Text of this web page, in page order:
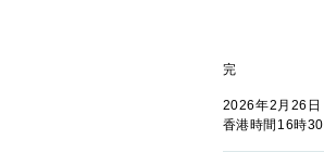
完
2026年2月26日
香港時間16時